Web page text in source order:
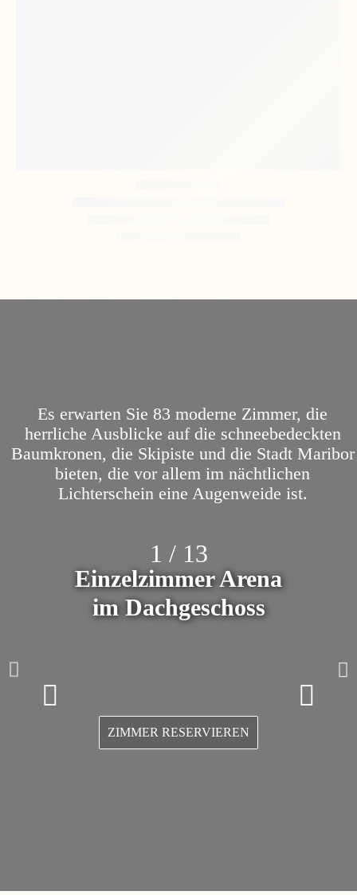
Mit der Seilbahn ins
Pohorje-Gebirge!
Es erwarten Sie 83 moderne Zimmer, die
herrliche Ausblicke auf die schneebedeckten
Baumkronen, die Skipiste und die Stadt Maribor
bieten, die vor allem im nächtlichen
Lichterschein eine Augenweide ist.
1 / 13
Einzelzimmer Arena
im Dachgeschoss​
ZIMMER RESERVIEREN